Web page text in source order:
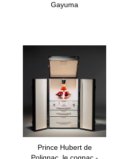
Gayuma
Prince Hubert de